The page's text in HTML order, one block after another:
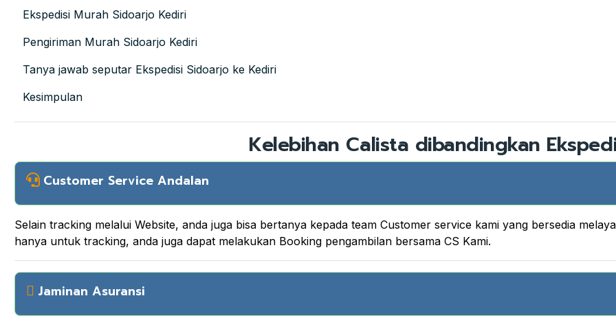
Ekspedisi Murah Sidoarjo Kediri
Pengiriman Murah Sidoarjo Kediri
Tanya jawab seputar Ekspedisi Sidoarjo ke Kediri
Kesimpulan
Kelebihan Calista dibandingkan
Customer Service Andalan
Selain tracking melalui Website, anda juga bisa bertanya kepada team Customer service kami yang bersedia
hanya untuk tracking, anda juga dapat melakukan Booking pengambilan bersama CS Kami.
Jaminan Asuransi